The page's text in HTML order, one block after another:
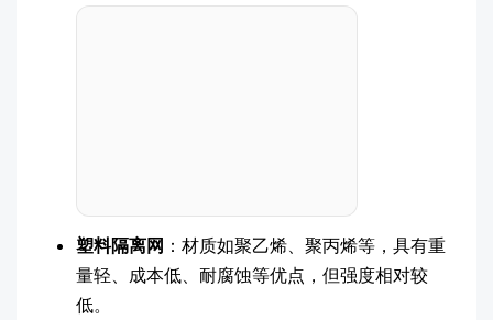
塑料隔离网 ：材质如聚乙烯、聚丙烯等，具有重
量轻、成本低、耐腐蚀等优点，但强度相对较
低。